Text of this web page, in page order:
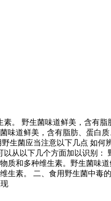
野生菌味道鲜美，含有脂
味道鲜美，含有脂肪、蛋白
生菌应当注意以下几点 如何
从以下几个方面加以识别：
和多种维生素。野生菌味
素。 二、食用野生菌中毒